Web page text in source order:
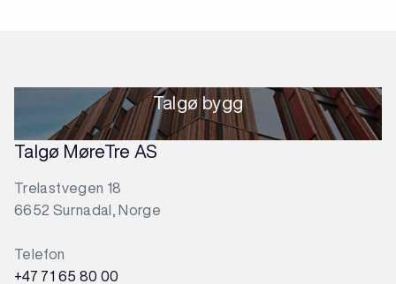
Talgø bygg
Talgø MøreTre AS
Trelastvegen 18
6652 Surnadal, Norge
Telefon
+47 71 65 80 00